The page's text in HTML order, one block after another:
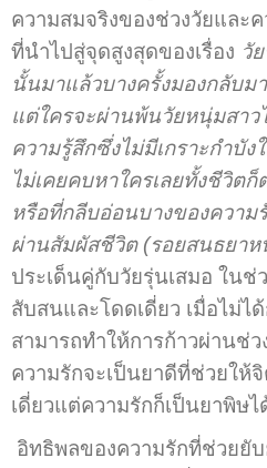
ความสมจริงของช่วงวัยแล
ที่นำไปสู่จุดสูงสุดของเรื่อง วั
นั้นมาแล้วบางครั้งมองกลับมา
แต่ใครจะผ่านพ้นวัยหนุ่มสาว
ความรู้สึกซึ่งไม่มีเกราะกำบั
ไม่เคยคบหาใครเลยทั้งชีวิต
หรือที่กลีบอ่อนบางของความ
ผ่านสัมผัสชีวิต (รอยสนธยาห
ประเด็นคู่กับวัยรุ่นเสมอ ในช่
สับสนและโดดเดี่ยว เมื่อไม่ไ
สามารถทำให้การก้าวผ่านช่
ความรักจะเป็นยาดีที่ช่วยให้
เดี่ยวแต่ความรักก็เป็นยาพิษ
อิทธิพลของความรักที่ช่วยยั